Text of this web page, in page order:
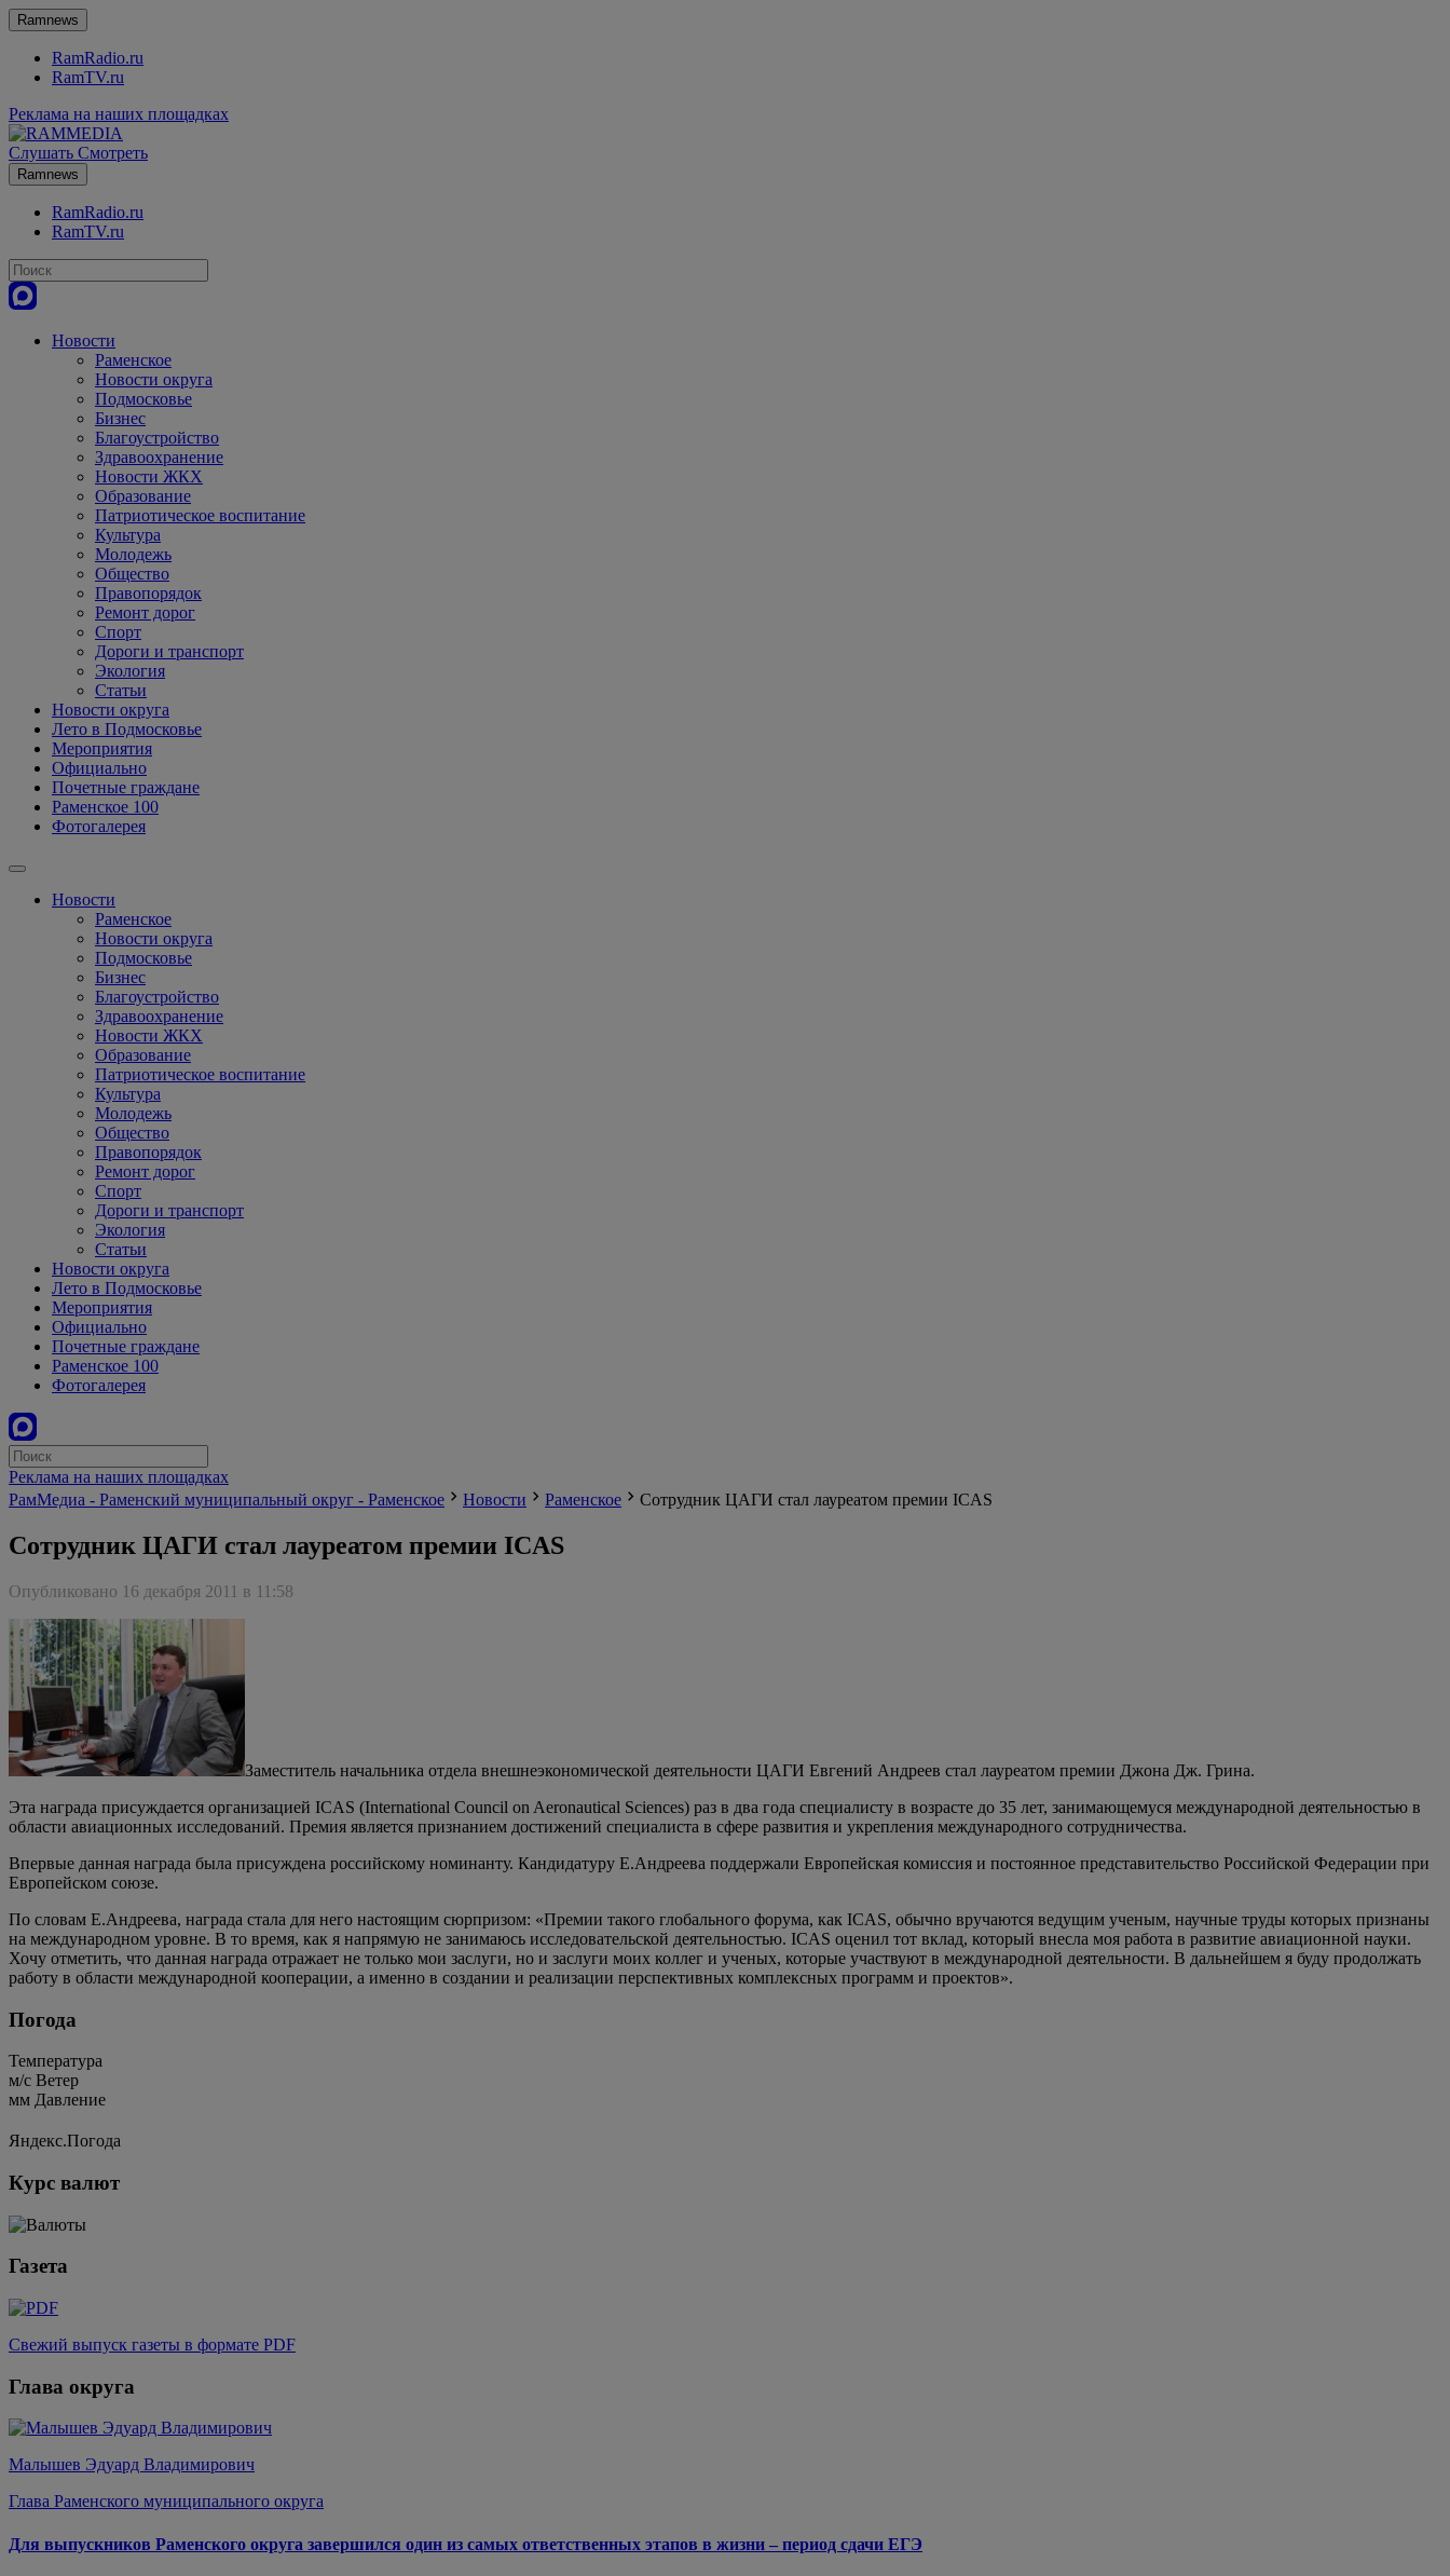
Ramnews
RamRadio.ru
RamTV.ru
Реклама на наших площадках
Слушать Смотреть
Ramnews
RamRadio.ru
RamTV.ru
Новости
Раменское
Новости округа
Подмосковье
Бизнес
Благоустройство
Здравоохранение
Новости ЖКХ
Образование
Патриотическое воспитание
Культура
Молодежь
Общество
Правопорядок
Ремонт дорог
Спорт
Дороги и транспорт
Экология
Статьи
Новости округа
Лето в Подмосковье
Мероприятия
Официально
Почетные граждане
Раменское 100
Фотогалерея
Новости
Раменское
Новости округа
Подмосковье
Бизнес
Благоустройство
Здравоохранение
Новости ЖКХ
Образование
Патриотическое воспитание
Культура
Молодежь
Общество
Правопорядок
Ремонт дорог
Спорт
Дороги и транспорт
Экология
Статьи
Новости округа
Лето в Подмосковье
Мероприятия
Официально
Почетные граждане
Раменское 100
Фотогалерея
Реклама на наших площадках
РамМедиа - Раменский муниципальный округ - Раменское
Новости Раменское Сотрудник ЦАГИ стал лауреатом премии ICAS
Сотрудник ЦАГИ стал лауреатом премии ICAS
Опубликовано 16 декабря 2011 в 11:58
Заместитель начальника отдела внешнеэкономической деятельности ЦАГИ Евгений Андреев стал лауреатом премии Джона Дж. Грина.
Эта награда присуждается организацией ICAS (International Council on Aeronautical Sciences) раз в два года специалисту в возрасте до 35 лет, занимающемуся международной деятельностью в
области авиационных исследований. Премия является признанием достижений специалиста в сфере развития и укрепления международного сотрудничества.
Впервые данная награда была присуждена российскому номинанту. Кандидатуру Е.Андреева поддержали Европейская комиссия и постоянное представительство Российской Федерации при
Европейском союзе.
По словам Е.Андреева, награда стала для него настоящим сюрпризом: «Премии такого глобального форума, как ICAS, обычно вручаются ведущим ученым, научные труды которых признаны
на международном уровне. В то время, как я напрямую не занимаюсь исследовательской деятельностью. ICAS оценил тот вклад, который внесла моя работа в развитие авиационной науки.
Хочу отметить, что данная награда отражает не только мои заслуги, но и заслуги моих коллег и ученых, которые участвуют в международной деятельности. В дальнейшем я буду продолжать
работу в области международной кооперации, а именно в создании и реализации перспективных комплексных программ и проектов».
Погода
Температура
м/c Ветер
мм Давление
Яндекс.Погода
Курс валют
Газета
Свежий выпуск газеты в формате PDF
Глава округа
Малышев Эдуард Владимирович
Глава Раменского муниципального округа
Для выпускников Раменского округа завершился один из самых ответственных этапов в жизни – период сдачи ЕГЭ